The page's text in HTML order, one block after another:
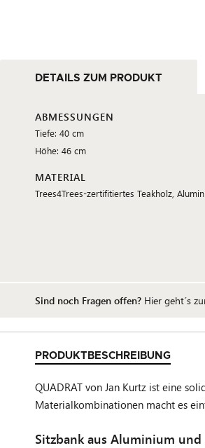
DETAILS ZUM PRODUKT
ABMESSUNGEN
Tiefe: 40 cm
Höhe: 46 cm
MATERIAL
Trees4Trees-zertifitiertes Teakholz,
Sind noch Fragen offen? Hier geht´s
PRODUKTBESCHREIBUNG
QUADRAT von Jan Kurtz ist eine
Materialkombinationen macht es
Sitzbank aus Aluminium und